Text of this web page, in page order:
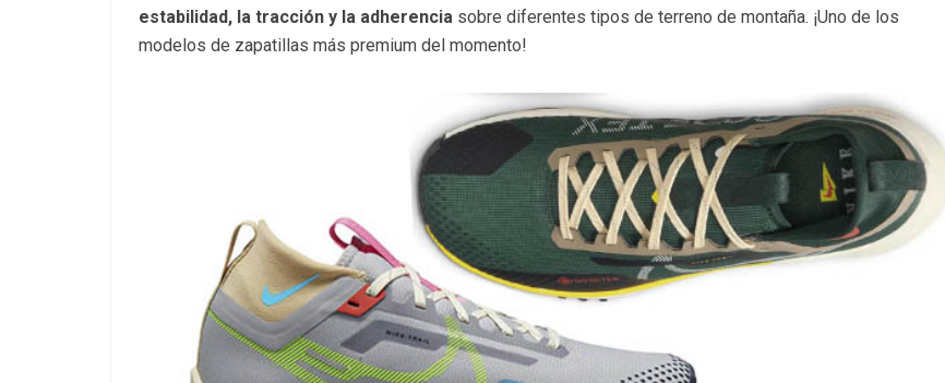
estabilidad, la tracción y la adherencia sobre diferentes tipos de terreno de montaña. ¡Uno de los
modelos de zapatillas más premium del momento!